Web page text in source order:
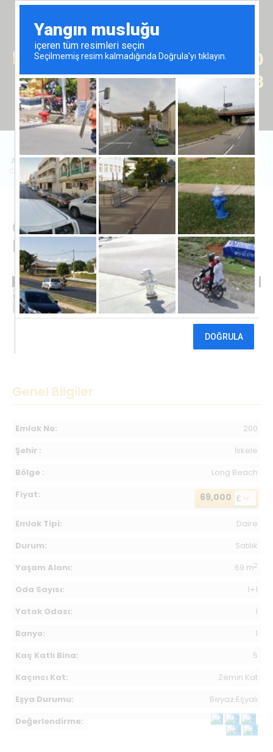
+90 (539) 102 2000
+90 (539) 102 2008
Anasayfa/Satılık Emlak / Daire/
Caesar Resort'ta 1+1 Dairelerin Satışı
Caesar Resort'ta 1+1
Dairelerin Satışı
69,000 £
Genel Bilgiler
Emlak No:
200
Şehir :
İskele
Bölge :
Long Beach
Fiyat:
69,000 £
Emlak Tipi:
Daire
Durum:
Satılık
Yaşam Alanı:
69 m2
Oda Sayısı:
1+1
Yatak Odası:
1
Banyo:
1
Kaç Katlı Bina:
5
Kaçıncı Kat:
Zemin Kat
Eşya Durumu:
Beyaz Eşyalı
Değerlendirme: